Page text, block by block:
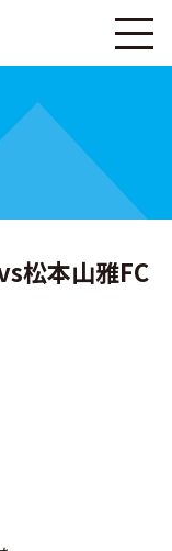
松本山雅FC